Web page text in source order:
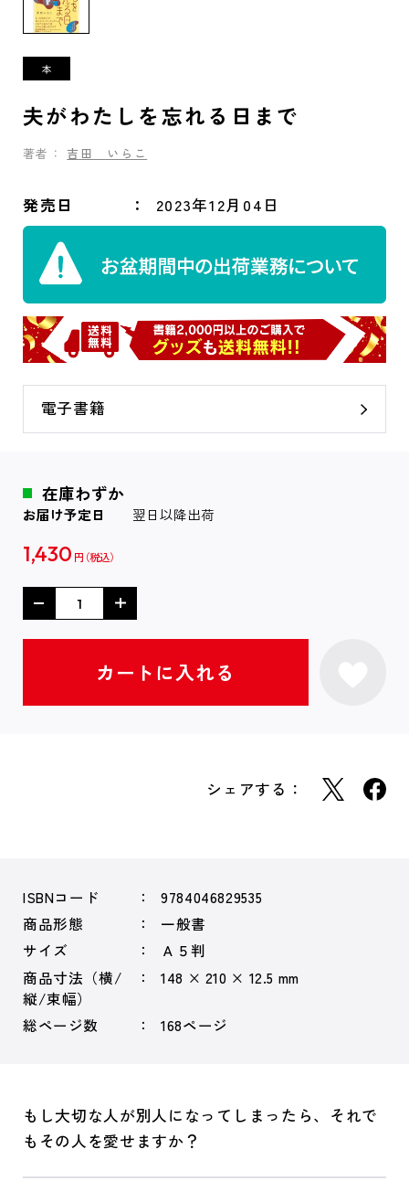
夫がわたしを忘れる日まで
著者： 吉田 いらこ
発売日 2023年12月04日
電子書籍
在庫わずか
お届け予定日 翌日以降出荷
1,430 円
シェアする：
ISBNコード
9784046829535
商品形態
一般書
サイズ
Ａ５判
商品寸法（横/
縦/束幅）
148 × 210 × 12.5 mm
総ページ数 168ページ
もし大切な人が別人になってしまったら、それで
もその人を愛せますか？